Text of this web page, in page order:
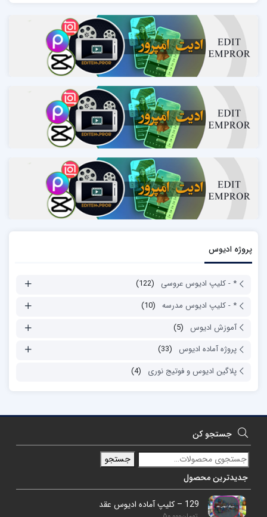
پروژه ادیوس
* - کلیپ ادیوس عروسی
(122)
* - کلیپ ادیوس مدرسه (10)
آموزش ادیوس
(5)
پروژه آماده ادیوس
(33)
پلاگین ادیوس و فوتیج نوری
(4)
جستجو کن
جستجو
جدیدترین محصول
129 – کلیپ آماده ادیوس عقد